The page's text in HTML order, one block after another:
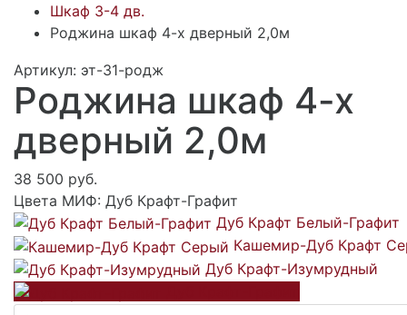
Шкаф 3-4 дв.
Роджина шкаф 4-х дверный 2,0м
Артикул: эт-31-родж
Роджина шкаф 4-х
дверный 2,0м
38 500 руб.
Цвета МИФ: Дуб Крафт-Графит
Дуб Крафт Белый-Графит
Кашемир-Дуб Крафт
Дуб Крафт-Изумрудный